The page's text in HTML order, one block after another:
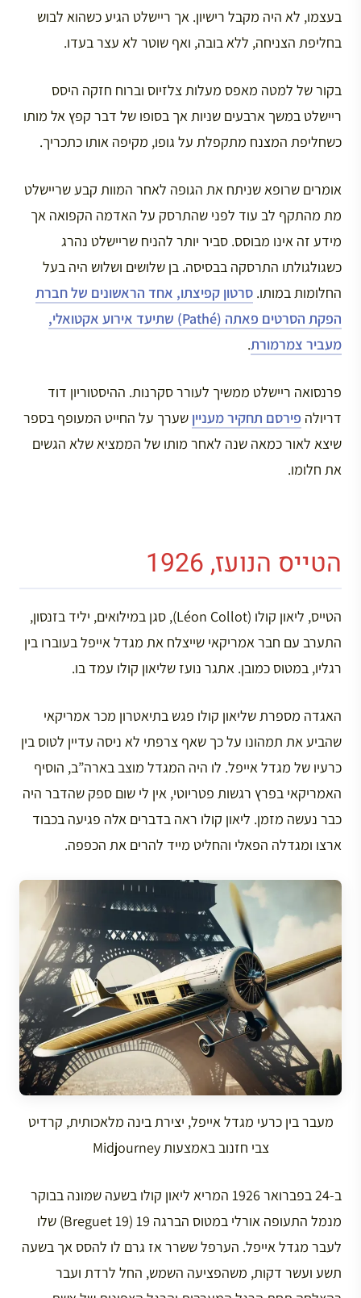
בעצמו, לא היה מקבל רישיון. אך ריישלט הגיע כשהוא לבוש
בחליפת הצניחה, ללא בובה, ואף שוטר לא עצר בעדו.
בקור של למטה מאפס מעלות צלזיוס וברוח חזקה היסס
ריישלט במשך ארבעים שניות אך בסופו של דבר קפץ אל מותו
כשחליפת המצנח מתקפלת על גופו, מקיפה אותו כתכריך.
אומרים שרופא שניתח את הגופה לאחר המוות קבע שריישלט
מת מהתקף לב עוד לפני שהתרסק על האדמה הקפואה אך
מידע זה אינו מבוסס. סביר יותר להניח שריישלט נהרג
כשגולגולתו התרסקה בבסיסה. בן שלושים ושלוש היה בעל
החלומות במותו. סרטון קפיצתו, אחד הראשונים של חברת
הפקת הסרטים פאתה (Pathé) שתיעד אירוע אקטואלי,
מעביר צמרמורת.
פרנסואה ריישלט ממשיך לעורר סקרנות. ההיסטוריון דוד
דריולה פירסם תחקיר מעניין שערך על החייט המעופף בספר
שיצא לאור כמאה שנה לאחר מותו של הממציא שלא הגשים
את חלומו.
הטייס הנועז, 1926
הטייס, ליאון קולו (Léon Collot), סגן במילואים, יליד בזנסון,
התערב עם חבר אמריקאי שייצלח את מגדל אייפל בעוברו בין
רגליו, במטוס כמובן. אתגר נועז שליאון קולו עמד בו.
האגדה מספרת שליאון קולו פגש בתיאטרון מכר אמריקאי
שהביע את תמהונו על כך שאף צרפתי לא ניסה עדיין לטוס בין
כרעיו של מגדל אייפל. לו היה המגדל מוצב בארה”ב, הוסיף
האמריקאי בפרץ רגשות פטריוטי, אין לי שום ספק שהדבר היה
כבר נעשה מזמן. ליאון קולו ראה בדברים אלה פגיעה בכבוד
ארצו ומגדלה הפאלי והחליט מייד להרים את הכפפה.
מעבר בין כרעי מגדל אייפל, יצירת בינה מלאכותית, קרדיט
צבי חזנוב באמצעות Midjourney
ב-24 בפברואר 1926 המריא ליאון קולו בשעה שמונה בבוקר
מנמל התעופה אורלי במטוס הברגה 19 (Breguet 19) שלו
לעבר מגדל אייפל. הערפל ששרר אז גרם לו להסס אך בשעה
תשע ועשר דקות, משהפציעה השמש, החל לרדת ועבר